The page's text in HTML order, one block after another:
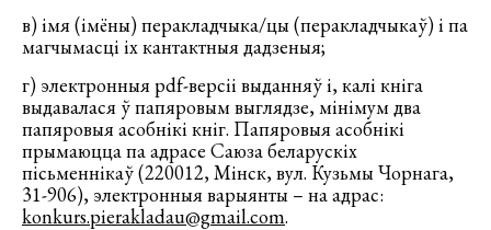
в) імя (імёны) перакладчыка/цы (перакладчыкаў) і па
магчымасці іх кантактныя дадзеныя;
г) электронныя pdf-версіі выданняў і, калі кніга
выдавалася ў папяровым выглядзе, мінімум два
папяровыя асобнікі кніг. Папяровыя асобнікі
прымаюцца па адрасе Саюза беларускіх
пісьменнікаў (220012, Мінск, вул. Кузьмы Чорнага,
31-906), электронныя варыянты – на адрас:
konkurs.pierakladau@gmail.com.